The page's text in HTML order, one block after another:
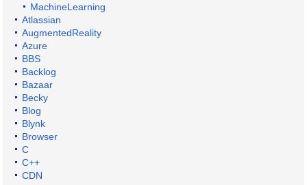
MachineLearning
Atlassian
AugmentedReality
Azure
BBS
Backlog
Bazaar
Becky
Blog
Blynk
Browser
C
C++
CDN